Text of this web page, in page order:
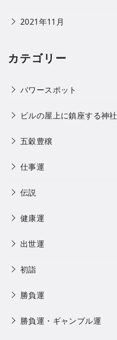
2021年11月
カテゴリー
パワースポット
ビルの屋上に鎮座する神社
五穀豊穣
仕事運
伝説
健康運
出世運
初詣
勝負運
勝負運・ギャンブル運